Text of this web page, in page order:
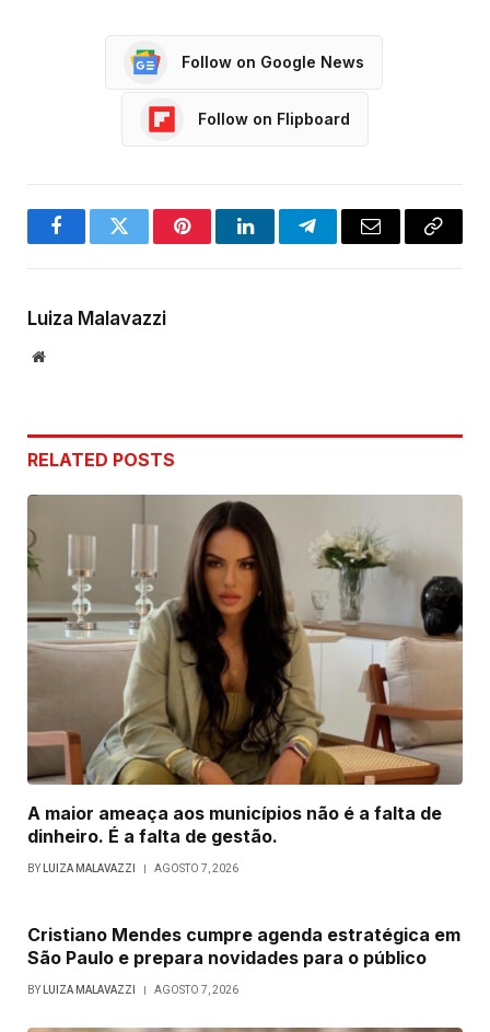
Follow on Google News
Follow on Flipboard
FacebookTwitter PinterestLinkedInTelegramEmail
Copy
Luiza Malavazzi
Website
RELATED POSTS
A maior ameaça aos municípios não é a falta de
dinheiro. É a falta de gestão.
BY LUIZA MALAVAZZI AGOSTO 7, 2026
Cristiano Mendes cumpre agenda estratégica em
São Paulo e prepara novidades para o público
BY LUIZA MALAVAZZI AGOSTO 7, 2026